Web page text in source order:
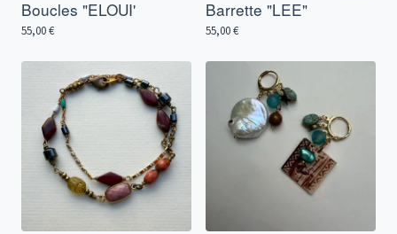
Boucles "ELOUI'
55,00€
Barrette "LEE"
55,00€